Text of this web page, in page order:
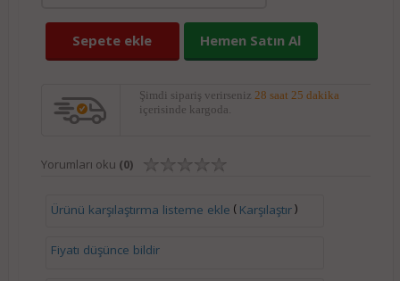
Sepete ekle Hemen Satın Al
Şimdi sipariş verirseniz 28 saat 25 dakika
içerisinde kargoda.
Yorumları oku (0)
Ürünü karşılaştırma listeme ekle ( Karşılaştır)
Fiyatı düşünce bildir